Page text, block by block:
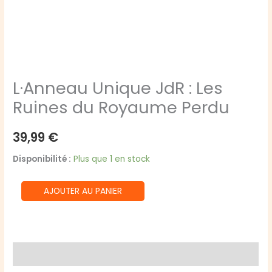
L·Anneau Unique JdR : Les
Ruines du Royaume Perdu
39,99 €
Disponibilité : Plus que 1 en stock
quantité
de
:
AJOUTER AU PANIER